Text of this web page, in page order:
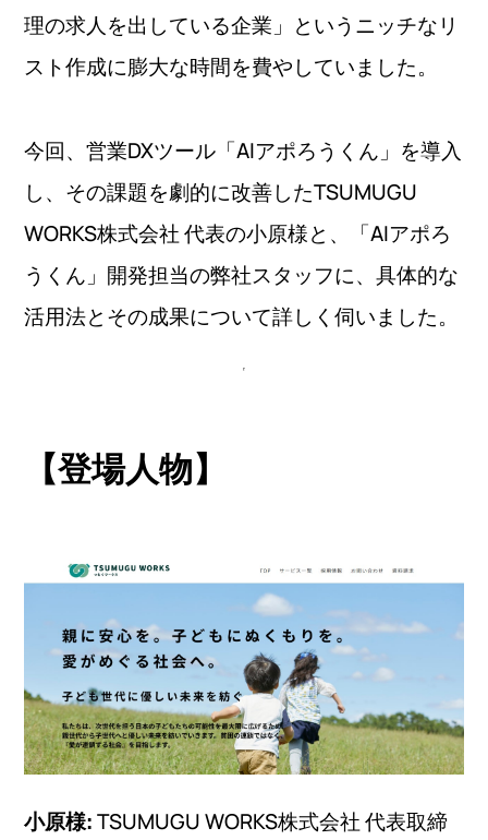
理の求人を出している企業」というニッチなリ
スト作成に膨大な時間を費やしていました。
今回、営業DXツール「AIアポろうくん」を導入
し、その課題を劇的に改善したTSUMUGU
WORKS株式会社 代表の小原様と、「AIアポろ
うくん」開発担当の弊社スタッフに、具体的な
活用法とその成果について詳しく伺いました。
【登場人物】
小原様: TSUMUGU WORKS株式会社 代表取締